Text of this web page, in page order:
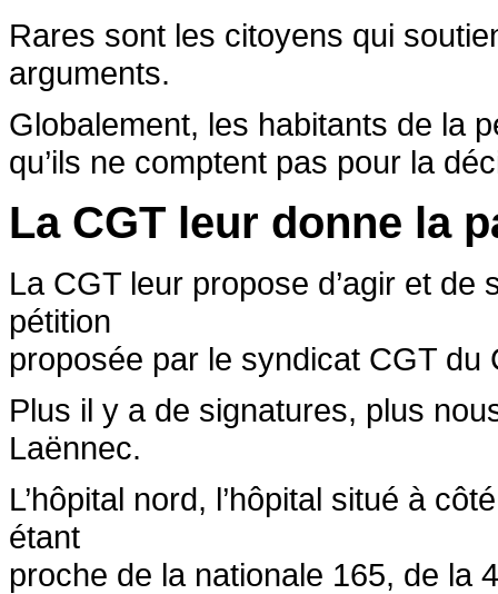
Rares sont les citoyens qui
arguments.
Globalement, les habitants de la
qu’ils ne comptent pas pour la
La CGT leur donne la
La CGT leur propose d’agir et
pétition
proposée par le syndicat CGT du
Plus il y a de signatures, plus
Laënnec.
L’hôpital nord, l’hôpital situé à
étant
proche de la nationale 165, de la